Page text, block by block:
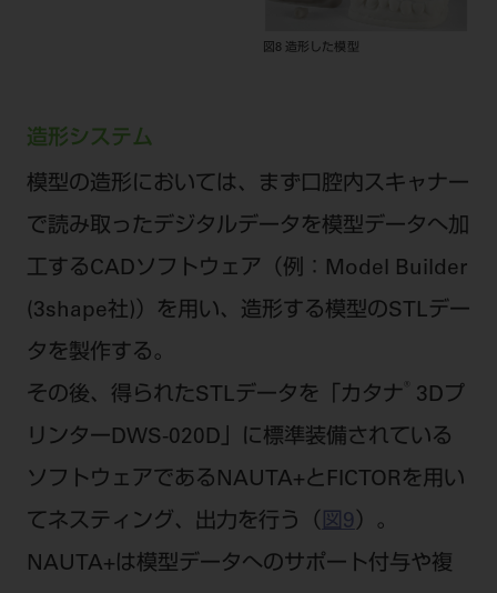
図8 造形した模型
造形システム
模型の造形においては、まず口腔内スキャナー
で読み取ったデジタルデータを模型データへ加
工するCADソフトウェア（例：Model Builder
(3shape社)）を用い、造形する模型のSTLデー
タを製作する。
その後、得られたSTLデータを「カタナ
3Dプ
リンターDWS-020D」に標準装備されている
ソフトウェアであるNAUTA+とFICTORを用い
てネスティング、出力を行う（ 図9 ）。
NAUTA+は模型データへのサポート付与や複